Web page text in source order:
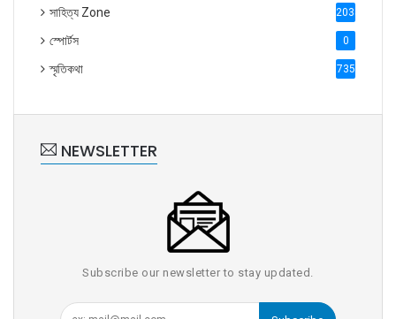
সাহিত্য Zone 2035
স্পোর্টস 0
স্মৃতিকথা 735
NEWSLETTER
Subscribe our newsletter to stay updated.